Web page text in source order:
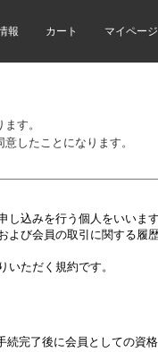
報 カート マイページ
す。
したことになります。